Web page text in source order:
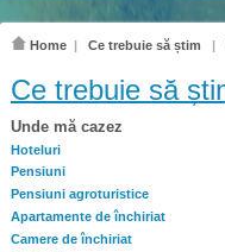
Home | Ce trebuie să știm |
Ce trebuie să
Unde mă cazez
Hoteluri
Pensiuni
Pensiuni agroturistice
Apartamente de închiriat
Camere de închiriat